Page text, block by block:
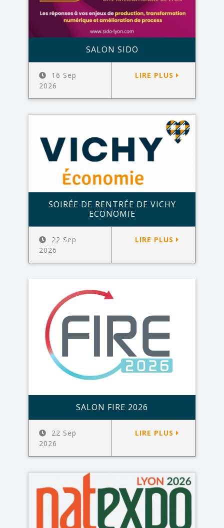
SALON SIDO
16 Sep
2026
LIRE PLUS
SOIRÉE DE RENTRÉE DE VICHY
ECONOMIE
22 Sep
2026
LIRE PLUS
SALON FIRE 2026
22 Sep
2026
LIRE PLUS